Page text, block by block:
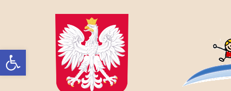
Open toolbar